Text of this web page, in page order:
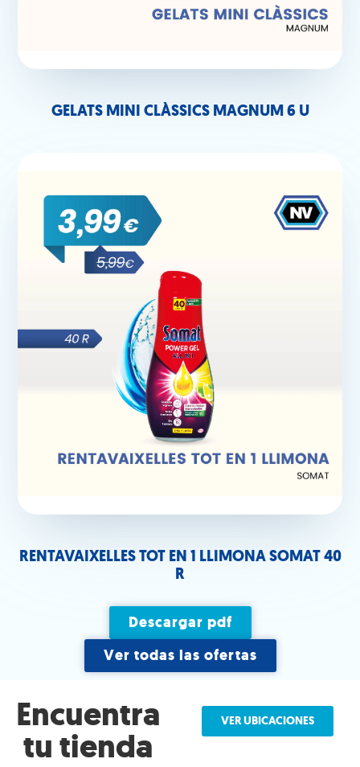
GELATS MINI CLÀSSICS MAGNUM 6 U
RENTAVAIXELLES TOT EN 1 LLIMONA SOMAT 40
R
Descargar pdf
Ver todas las ofertas
Encuentra
tu tienda
VER UBICACIONES